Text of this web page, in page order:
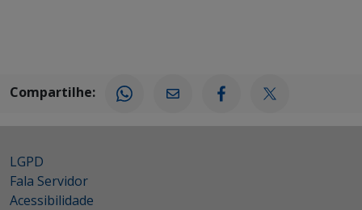
Compartilhe:
LGPD
Fala Servidor
Acessibilidade